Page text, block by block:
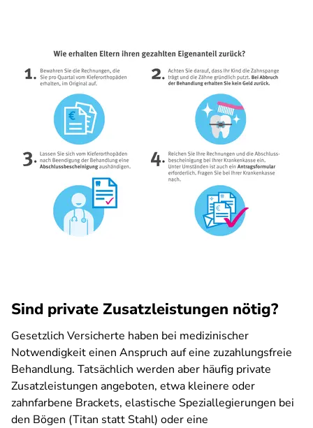
Sind private Zusatzleistungen nötig?
Gesetzlich Versicherte haben bei medizinischer
Notwendigkeit einen Anspruch auf eine zuzahlungsfreie
Behandlung. Tatsächlich werden aber häufig private
Zusatzleistungen angeboten, etwa kleinere oder
zahnfarbene Brackets, elastische Speziallegierungen bei
den Bögen (Titan statt Stahl) oder eine